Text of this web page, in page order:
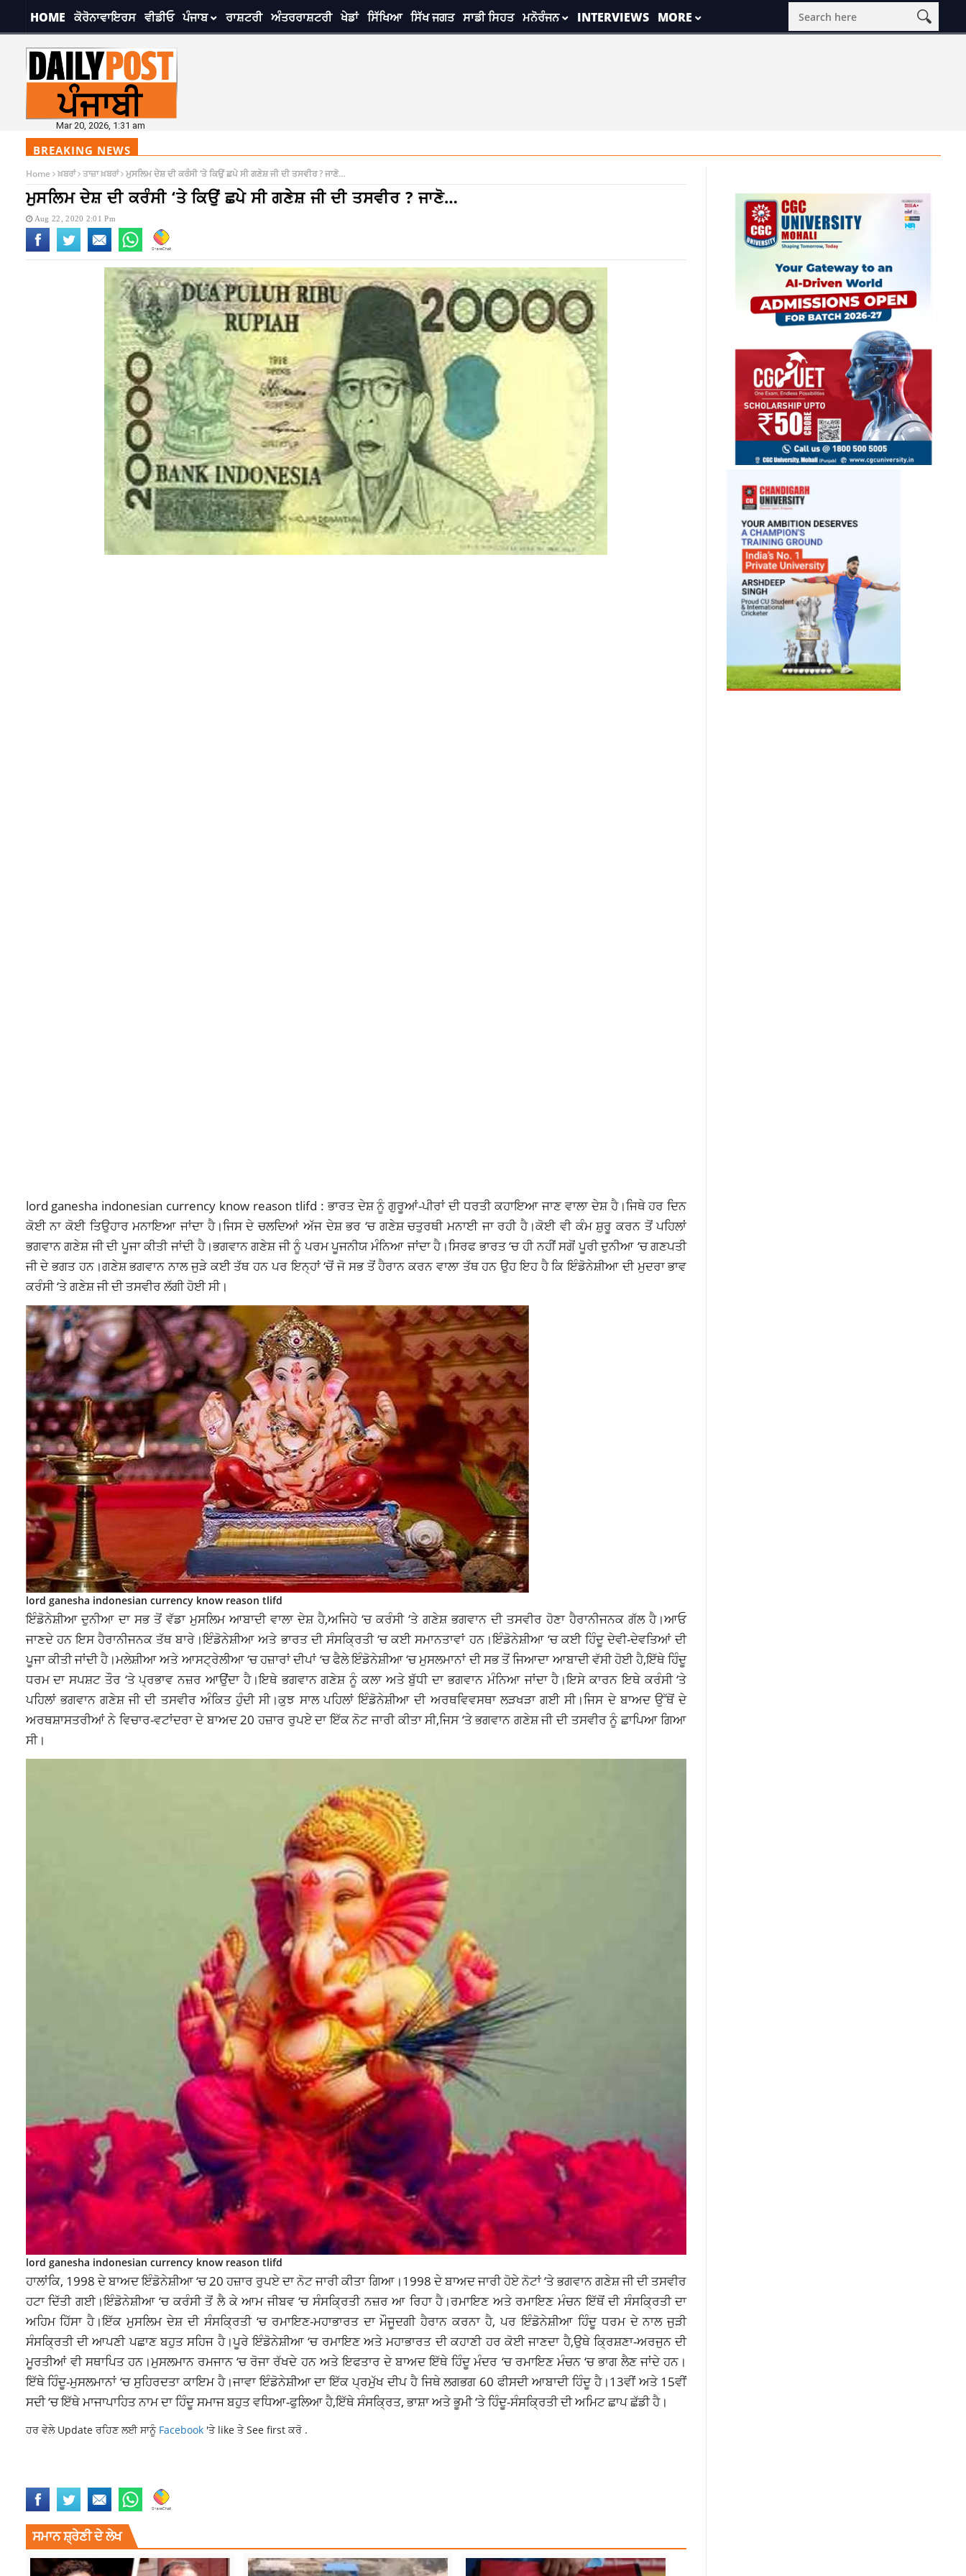
HOME ਕੋਰੋਨਾਵਾਇਰਸ ਵੀਡੀਓ ਪੰਜਾਬ ਰਾਸ਼ਟਰੀ ਅੰਤਰਰਾਸ਼ਟਰੀ ਖੇਡਾਂ ਸਿੱਖਿਆ ਸਿੱਖ ਜਗਤ ਸਾਡੀ ਸਿਹਤ ਮਨੋਰੰਜਨ INTERVIEWS MORE
Mar 20, 2026, 1:31 am
BREAKING NEWS
Home ਖ਼ਬਰਾਂ ਤਾਜ਼ਾ ਖ਼ਬਰਾਂ ਮੁਸਲਿਮ ਦੇਸ਼ ਦੀ ਕਰੰਸੀ ‘ਤੇ ਕਿਉਂ ਛਪੇ ਸੀ ਗਣੇਸ਼ ਜੀ ਦੀ ਤਸਵੀਰ ? ਜਾਣੋ…
ਮੁਸਲਿਮ ਦੇਸ਼ ਦੀ ਕਰੰਸੀ ‘ਤੇ ਕਿਉਂ ਛਪੇ ਸੀ ਗਣੇਸ਼ ਜੀ ਦੀ ਤਸਵੀਰ ? ਜਾਣੋ…
Aug 22, 2020 2:01 Pm
lord ganesha indonesian currency know reason tlifd : ਭਾਰਤ ਦੇਸ਼ ਨੂੰ ਗੁਰੂਆਂ-ਪੀਰਾਂ ਦੀ ਧਰਤੀ ਕਹਾਇਆ ਜਾਣ ਵਾਲਾ ਦੇਸ਼ ਹੈ।ਜਿਥੇ ਹਰ ਦਿਨ
ਕੋਈ ਨਾ ਕੋਈ ਤਿਉਹਾਰ ਮਨਾਇਆ ਜਾਂਦਾ ਹੈ।ਜਿਸ ਦੇ ਚਲਦਿਆਂ ਅੱਜ ਦੇਸ਼ ਭਰ ‘ਚ ਗਣੇਸ਼ ਚਤੁਰਥੀ ਮਨਾਈ ਜਾ ਰਹੀ ਹੈ।ਕੋਈ ਵੀ ਕੰਮ ਸ਼ੁਰੂ ਕਰਨ ਤੋਂ ਪਹਿਲਾਂ
ਭਗਵਾਨ ਗਣੇਸ਼ ਜੀ ਦੀ ਪੂਜਾ ਕੀਤੀ ਜਾਂਦੀ ਹੈ।ਭਗਵਾਨ ਗਣੇਸ਼ਜੀ ਨੂੰ ਪਰਮ ਪੂਜਨੀਯ ਮੰਨਿਆ ਜਾਂਦਾ ਹੈ।ਸਿਰਫ ਭਾਰਤ ‘ਚ ਹੀ ਨਹੀਂ ਸਗੋਂ ਪੂਰੀ ਦੁਨੀਆ ‘ਚ ਗਣਪਤੀ
ਜੀ ਦੇ ਭਗਤ ਹਨ।ਗਣੇਸ਼ ਭਗਵਾਨ ਨਾਲ ਜੁੜੇ ਕਈ ਤੱਥ ਹਨ ਪਰ ਇਨ੍ਹਾਂ ‘ਚੋਂ ਜੋ ਸਭ ਤੋਂ ਹੈਰਾਨ ਕਰਨ ਵਾਲਾ ਤੱਥ ਹਨ ਉਹ ਇਹ ਹੈ ਕਿ ਇੰਡੋਨੇਸ਼ੀਆ ਦੀ ਮੁਦਰਾ ਭਾਵ
ਕਰੰਸੀ ‘ਤੇ ਗਣੇਸ਼ ਜੀ ਦੀ ਤਸਵੀਰ ਲੱਗੀ ਹੋਈ ਸੀ।
lord ganesha indonesian currency know reason tlifd
ਇੰਡੋਨੇਸ਼ੀਆ ਦੁਨੀਆ ਦਾ ਸਭ ਤੋਂ ਵੱਡਾਮੁਸਲਿਮ ਆਬਾਦੀਵਾਲਾ ਦੇਸ਼ ਹੈ,ਅਜਿਹੇ ‘ਚ ਕਰੰਸੀ ‘ਤੇ ਗਣੇਸ਼ ਭਗਵਾਨ ਦੀ ਤਸਵੀਰ ਹੋਣਾ ਹੈਰਾਨੀਜਨਕ ਗੱਲ ਹੈ।ਆਓ
ਜਾਣਦੇ ਹਨ ਇਸ ਹੈਰਾਨੀਜਨਕ ਤੱਥ ਬਾਰੇ।ਇੰਡੋਨੇਸ਼ੀਆ ਅਤੇ ਭਾਰਤ ਦੀ ਸੰਸਕ੍ਰਿਤੀ ‘ਚ ਕਈ ਸਮਾਨਤਾਵਾਂ ਹਨ।ਇੰਡੋਨੇਸ਼ੀਆ ‘ਚ ਕਈ ਹਿੰਦੂ ਦੇਵੀ-ਦੇਵਤਿਆਂ ਦੀ
ਪੂਜਾ ਕੀਤੀ ਜਾਂਦੀ ਹੈ।ਮਲੇਸ਼ੀਆ ਅਤੇ ਆਸਟ੍ਰੇਲੀਆ ‘ਚ ਹਜ਼ਾਰਾਂ ਦੀਪਾਂ ‘ਚ ਫੈਲੇ ਇੰਡੋਨੇਸ਼ੀਆ ‘ਚ ਮੁਸਲਮਾਨਾਂ ਦੀ ਸਭ ਤੋਂ ਜਿਆਦਾ ਆਬਾਦੀ ਵੱਸੀ ਹੋਈ ਹੈ,ਇੱਥੇ ਹਿੰਦੂ
ਧਰਮ ਦਾ ਸਪਸ਼ਟ ਤੌਰ ‘ਤੇ ਪ੍ਰਭਾਵ ਨਜ਼ਰ ਆਉਂਦਾ ਹੈ।ਇਥੇ ਭਗਵਾਨ ਗਣੇਸ਼ ਨੂੰ ਕਲਾ ਅਤੇ ਬੁੱਧੀ ਦਾ ਭਗਵਾਨ ਮੰਨਿਆ ਜਾਂਦਾ ਹੈ।ਇਸੇ ਕਾਰਨ ਇਥੇ ਕਰੰਸੀ ‘ਤੇ
ਪਹਿਲਾਂ ਭਗਵਾਨ ਗਣੇਸ਼ ਜੀ ਦੀ ਤਸਵੀਰ ਅੰਕਿਤ ਹੁੰਦੀ ਸੀ।ਕੁਝ ਸਾਲ ਪਹਿਲਾਂ ਇੰਡੋਨੇਸ਼ੀਆ ਦੀ ਅਰਥਵਿਵਸਥਾ ਲੜਖੜਾ ਗਈ ਸੀ।ਜਿਸ ਦੇ ਬਾਅਦ ਉੱਥੋਂ ਦੇ
ਅਰਥਸ਼ਾਸਤਰੀਆਂ ਨੇ ਵਿਚਾਰ-ਵਟਾਂਦਰਾ ਦੇ ਬਾਅਦ 20 ਹਜ਼ਾਰ ਰੁਪਏ ਦਾ ਇੱਕ ਨੋਟ ਜਾਰੀ ਕੀਤਾ ਸੀ,ਜਿਸ ‘ਤੇ ਭਗਵਾਨ ਗਣੇਸ਼ ਜੀ ਦੀ ਤਸਵੀਰ ਨੂੰ ਛਾਪਿਆ ਗਿਆ
ਸੀ।
lord ganesha indonesian currency know reason tlifd
ਹਾਲਾਂਕਿ, 1998 ਦੇ ਬਾਅਦ ਇੰਡੋਨੇਸ਼ੀਆ ‘ਚ 20 ਹਜ਼ਾਰ ਰੁਪਏ ਦਾ ਨੋਟ ਜਾਰੀ ਕੀਤਾ ਗਿਆ।1998 ਦੇ ਬਾਅਦ ਜਾਰੀ ਹੋਏ ਨੋਟਾਂ ‘ਤੇ ਭਗਵਾਨ ਗਣੇਸ਼ ਜੀ ਦੀ ਤਸਵੀਰ
ਹਟਾ ਦਿੱਤੀ ਗਈ।ਇੰਡੋਨੇਸ਼ੀਆ ‘ਚ ਕਰੰਸੀ ਤੋਂ ਲੈ ਕੇ ਆਮ ਜੀਬਵ ‘ਚ ਸੰਸਕ੍ਰਿਤੀ ਨਜ਼ਰ ਆ ਰਿਹਾ ਹੈ।ਰਮਾਇਣ ਅਤੇ ਰਮਾਇਣ ਮੰਚਨ ਇੱਥੋਂ ਦੀ ਸੰਸਕ੍ਰਿਤੀ ਦਾ
ਅਹਿਮ ਹਿੱਸਾ ਹੈ।ਇੱਕ ਮੁਸਲਿਮ ਦੇਸ਼ ਦੀ ਸੰਸਕ੍ਰਿਤੀ ‘ਚ ਰਮਾਇਣ-ਮਹਾਭਾਰਤ ਦਾ ਮੌਜੂਦਗੀ ਹੈਰਾਨ ਕਰਨਾ ਹੈ, ਪਰ ਇੰਡੋਨੇਸ਼ੀਆ ਹਿੰਦੂ ਧਰਮ ਦੇ ਨਾਲ ਜੁੜੀ
ਸੰਸਕ੍ਰਿਤੀ ਦੀ ਆਪਣੀ ਪਛਾਣ ਬਹੁਤ ਸਹਿਜ ਹੈ।ਪੂਰੇ ਇੰਡੋਨੇਸ਼ੀਆ ‘ਚ ਰਮਾਇਣ ਅਤੇ ਮਹਾਭਾਰਤ ਦੀ ਕਹਾਣੀ ਹਰ ਕੋਈ ਜਾਣਦਾ ਹੈ,ਉਥੇ ਕ੍ਰਿਸ਼ਣਾ-ਅਰਜੁਨ ਦੀ
ਮੂਰਤੀਆਂ ਵੀ ਸਥਾਪਿਤ ਹਨ।ਮੁਸਲਮਾਨ ਰਮਜਾਨ ‘ਚ ਰੋਜਾ ਰੱਖਦੇ ਹਨ ਅਤੇ ਇਫਤਾਰ ਦੇ ਬਾਅਦ ਇੱਥੇ ਹਿੰਦੂ ਮੰਦਰ ‘ਚ ਰਮਾਇਣ ਮੰਚਨ ‘ਚ ਭਾਗ ਲੈਣ ਜਾਂਦੇ ਹਨ।
ਇੱਥੇ ਹਿੰਦੂ-ਮੁਸਲਮਾਨਾਂ ‘ਚ ਸੁਹਿਰਦਤਾ ਕਾਇਮ ਹੈ।ਜਾਵਾ ਇੰਡੋਨੇਸ਼ੀਆ ਦਾ ਇੱਕ ਪ੍ਰਮੁੱਖ ਦੀਪ ਹੈ ਜਿਥੇ ਲਗਭਗ 60 ਫੀਸਦੀ ਆਬਾਦੀਹਿੰਦੂ ਹੈ।13ਵੀਂ ਅਤੇ 15ਵੀਂ
ਸਦੀ ‘ਚ ਇੱਥੇ ਮਾਜਾਪਾਹਿਤ ਨਾਮ ਦਾ ਹਿੰਦੂ ਸਮਾਜ ਬਹੁਤ ਵਧਿਆ-ਫੁਲਿਆ ਹੈ,ਇੱਥੇ ਸੰਸਕ੍ਰਿਤ, ਭਾਸ਼ਾ ਅਤੇ ਭੂਮੀ ‘ਤੇ ਹਿੰਦੂ-ਸੰਸਕ੍ਰਿਤੀ ਦੀ ਅਮਿਟ ਛਾਪ ਛੱਡੀ ਹੈ।
ਹਰ ਵੇਲੇ Update ਰਹਿਣ ਲਈ ਸਾਨੂੰ Facebook 'ਤੇ like ਤੇ See first ਕਰੋ .
ਸਮਾਨ ਸ਼੍ਰੇਣੀ ਦੇ ਲੇਖ